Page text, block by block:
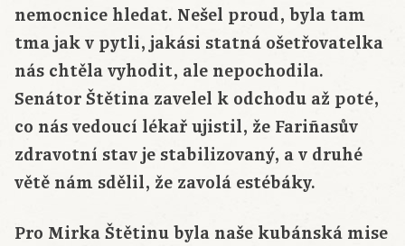
nemocnice hledat. Nešel proud, byla tam
tma jak v pytli, jakási statná ošetřovatelka
nás chtěla vyhodit, ale nepochodila.
Senátor Štětina zavelel k odchodu až poté,
co nás vedoucí lékař ujistil, že Fariñasův
zdravotní stav je stabilizovaný, a v druhé
větě nám sdělil, že zavolá estébáky.
Pro Mirka Štětinu byla naše kubánská mise